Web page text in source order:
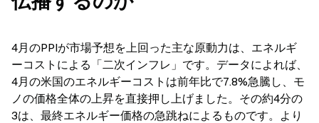
4月のPPIが市場予想を上回った主な原動力は、エネルギ
ーコストによる「二次インフレ」です。データによれば、
4月の米国のエネルギーコストは前年比で7.8%急騰し、モ
ノの価格全体の上昇を直接押し上げました。その約4分の
3は、最終エネルギー価格の急跳ねによるものです。より